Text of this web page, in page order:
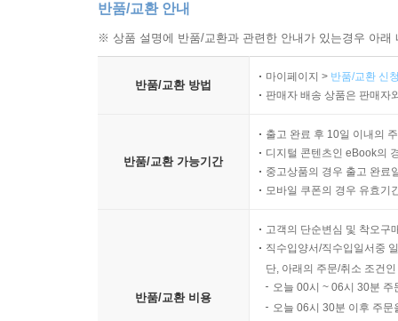
반품/교환 안내
※ 상품 설명에 반품/교환과 관련한 안내가 있는경우 아
반품/교환 방법
마이페이지 > 반품/교환 신
판매자 배송 상품은 판매자
반품/교환 가능기간
출고 완료 후 10일 이내의
디지털 콘텐츠인 eBook의
중고상품의 경우 출고 완료
모바일 쿠폰의 경우 유효기
반품/교환 비용
고객의 단순변심 및 착오구
직수입양서/직수입일서중
단, 아래의 주문/취소 조건
오늘 00시 ~ 06시 30분
오늘 06시 30분 이후 주